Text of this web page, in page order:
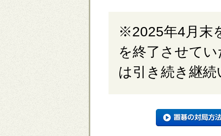
※2025年4月末
を終了させて
は引き続き継